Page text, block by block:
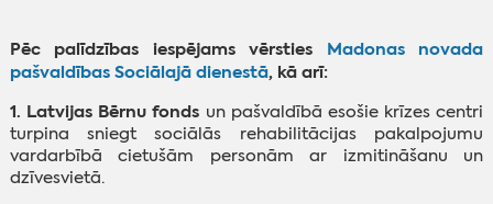
Pēc palīdzības iespējams vērsties Madonas novada
pašvaldības Sociālajā dienestā, kā arī:
1. Latvijas Bērnu fonds un pašvaldībā esošie krīzes centri
turpina sniegt sociālās rehabilitācijas pakalpojumu
vardarbībā cietušām personām ar izmitināšanu un
dzīvesvietā.